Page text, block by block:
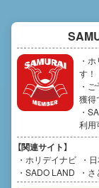
・
す！
・
獲得
・
利用
【関連サイト】
ホリデイナビ
SADO LAND
さ